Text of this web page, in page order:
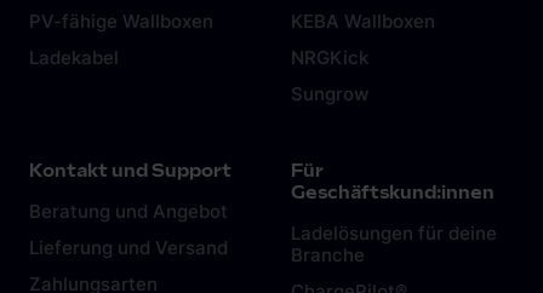
Partner führen diese Informationen möglicherweise mit
hast oder die sie im Rahmen deiner Nutzung der Dienste
gesammelt haben. Weitere Informationen findest du in